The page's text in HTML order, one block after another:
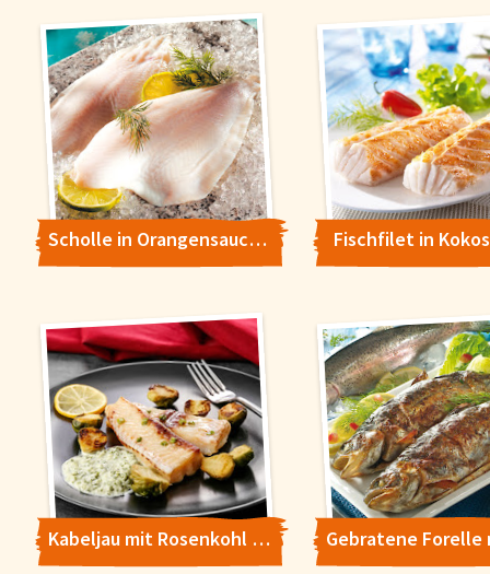
Scholle in Orangensauce mit Gurkensalat Fischfilet in
Kabeljau mit Rosenkohl und Kräuterbutter